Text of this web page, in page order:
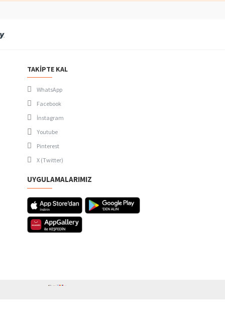
TAKIPTE KAL
WhatsApp
Facebook
İnstagram
Youtube
Pinterest
X (Twitter)
UYGULAMALARIMIZ